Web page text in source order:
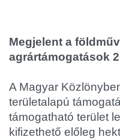
Megjelent a
agrártámogatások
A Magyar
területalapú
támogatható terület
kifizethető előleg